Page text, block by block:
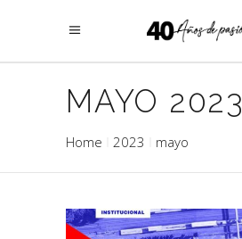
MAYO 2023
Home 2023 mayo